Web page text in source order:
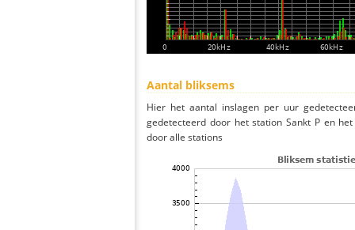
Aantal bliksems
Hier het aantal inslagen per uur
gedetecteerd door het station Sankt P en
door alle stations